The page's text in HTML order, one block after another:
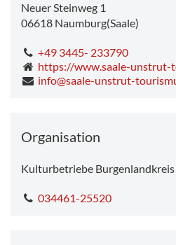
Neuer Steinweg 1
06618 Naumburg(Saale)
+49 3445- 233790
https://www.saale-unstrut-
info@saale-unstrut-
Organisation
Kulturbetriebe
034461-25520